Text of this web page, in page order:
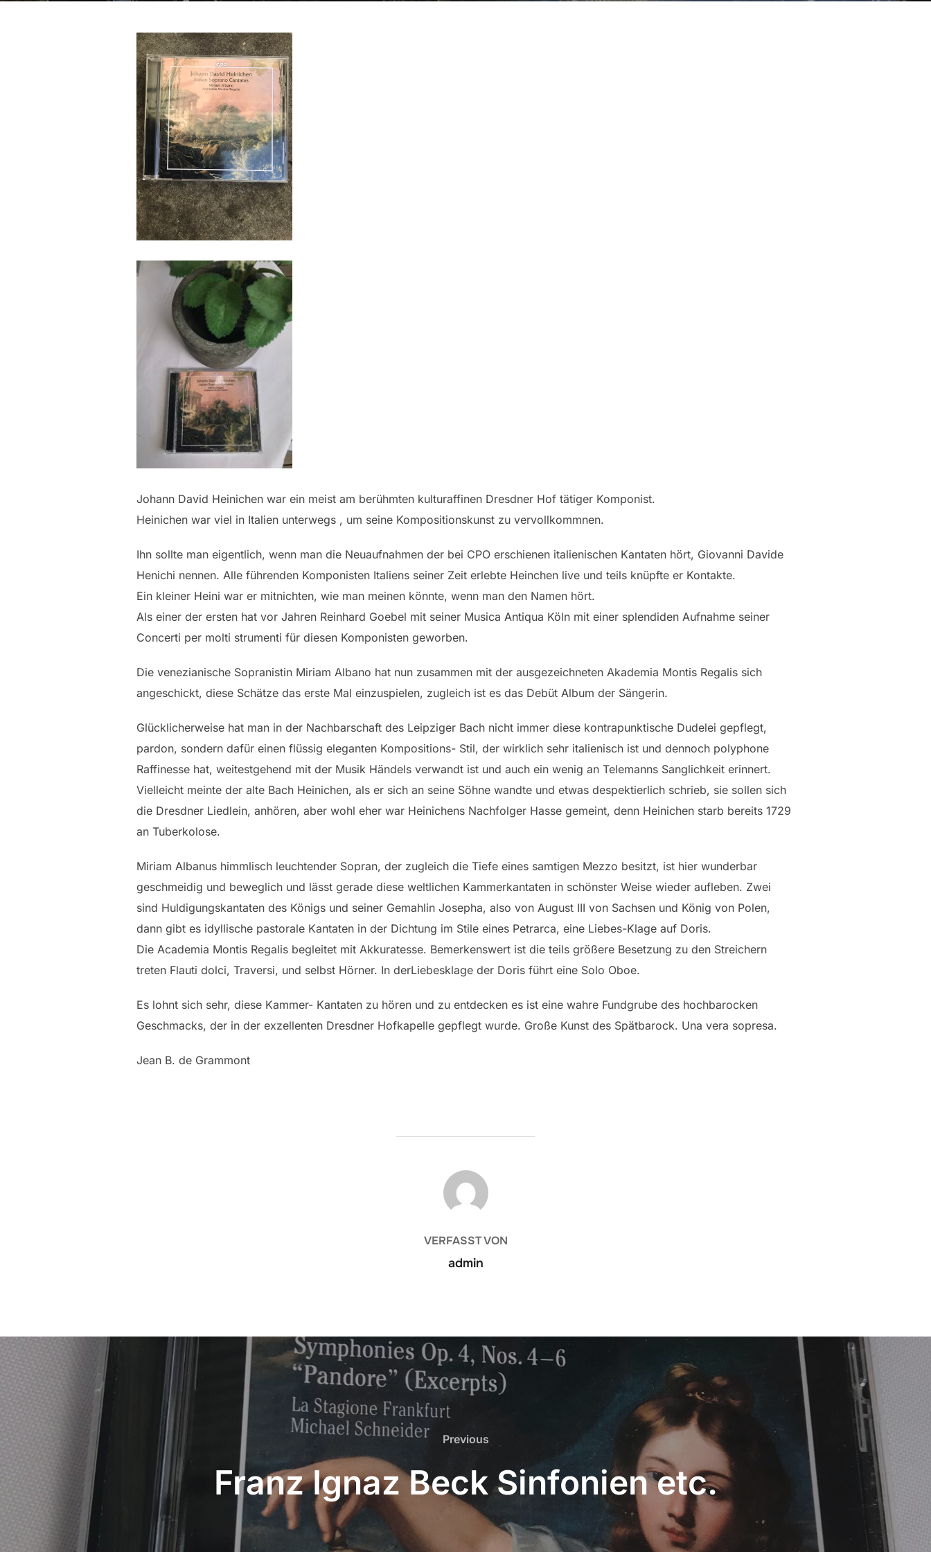
Johann David Heinichen war ein meist am berühmten kulturaffinen Dresdner Hof tätiger Komponist.
Heinichen war viel in Italien unterwegs , um seine Kompositionskunst zu vervollkommnen.
Ihn sollte man eigentlich, wenn man die Neuaufnahmen der bei CPO erschienen italienischen Kantaten hört, Giovanni Davide
Henichi nennen. Alle führenden Komponisten Italiens seiner Zeit erlebte Heinchen live und teils knüpfte er Kontakte.
Ein kleiner Heini war er mitnichten, wie man meinen könnte, wenn man den Namen hört.
Als einer der ersten hat vor Jahren Reinhard Goebel mit seiner Musica Antiqua Köln mit einer splendiden Aufnahme seiner
Concerti per molti strumenti für diesen Komponisten geworben.
Die venezianische Sopranistin Miriam Albano hat nun zusammen mit der ausgezeichneten Akademia Montis Regalis sich
angeschickt, diese Schätze das erste Mal einzuspielen, zugleich ist es das Debüt Album der Sängerin.
Glücklicherweise hat man in der Nachbarschaft des Leipziger Bach nicht immer diese kontrapunktische Dudelei gepflegt,
pardon, sondern dafür einen flüssig eleganten Kompositions- Stil, der wirklich sehr italienisch ist und dennoch polyphone
Raffinesse hat, weitestgehend mit der Musik Händels verwandt ist und auch ein wenig an Telemanns Sanglichkeit erinnert.
Vielleicht meinte der alte Bach Heinichen, als er sich an seine Söhne wandte und etwas despektierlich schrieb, sie sollen sich
die Dresdner Liedlein, anhören, aber wohl eher war Heinichens Nachfolger Hasse gemeint, denn Heinichen starb bereits 1729
an Tuberkolose.
Miriam Albanus himmlisch leuchtender Sopran, der zugleich die Tiefe eines samtigen Mezzo besitzt, ist hier wunderbar
geschmeidig und beweglich und lässt gerade diese weltlichen Kammerkantaten in schönster Weise wieder aufleben. Zwei
sind Huldigungskantaten des Königs und seiner Gemahlin Josepha, also von August III von Sachsen und König von Polen,
dann gibt es idyllische pastorale Kantaten in der Dichtung im Stile eines Petrarca, eine Liebes-Klage auf Doris.
Die Academia Montis Regalis begleitet mit Akkuratesse. Bemerkenswert ist die teils größere Besetzung zu den Streichern
treten Flauti dolci, Traversi, und selbst Hörner. In derLiebesklage der Doris führt eine Solo Oboe.
Es lohnt sich sehr, diese Kammer- Kantaten zu hören und zu entdecken es ist eine wahre Fundgrube des hochbarocken
Geschmacks, der in der exzellenten Dresdner Hofkapelle gepflegt wurde. Große Kunst des Spätbarock. Una vera sopresa.
Jean B. de Grammont
BEITRAGSAUTOR
VERFASST VON
admin
Beitrags-
Navigation
Previous
Previous
Franz Ignaz Beck Sinfonien etc.